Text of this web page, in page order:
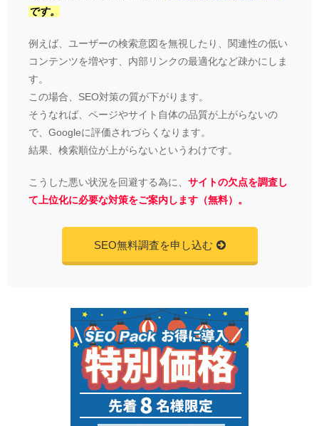
です。
例えば、ユーザーの検索意図を無視したり、関連性の低い
コンテンツを増やす、内部リンクの最適化など疎かにしま
す。
この場合、SEO対策の質が下がります。
そうなれば、ページやサイト自体の品質が上がらないの
で、Googleに評価されづらくなります。
結果、検索順位が上がらないというわけです。
こうした悪い状況を回避する為に、 サイトの欠点を調査し
て上位化に必要な対策をご案内します（無料）。
SEO無料調査を申し込む